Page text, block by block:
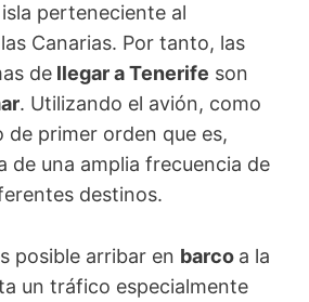
perteneciente al
Canarias. Por tanto, las
de llegar a Tenerife son
. Utilizando el avión, como
primer orden que es,
de una amplia frecuencia de
destinos.
posible arribar en barco a la
un tráfico especialmente